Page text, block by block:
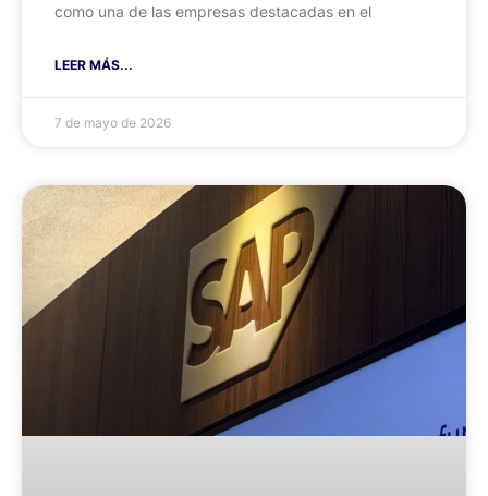
como una de las empresas destacadas en el
LEER MÁS...
7 de mayo de 2026